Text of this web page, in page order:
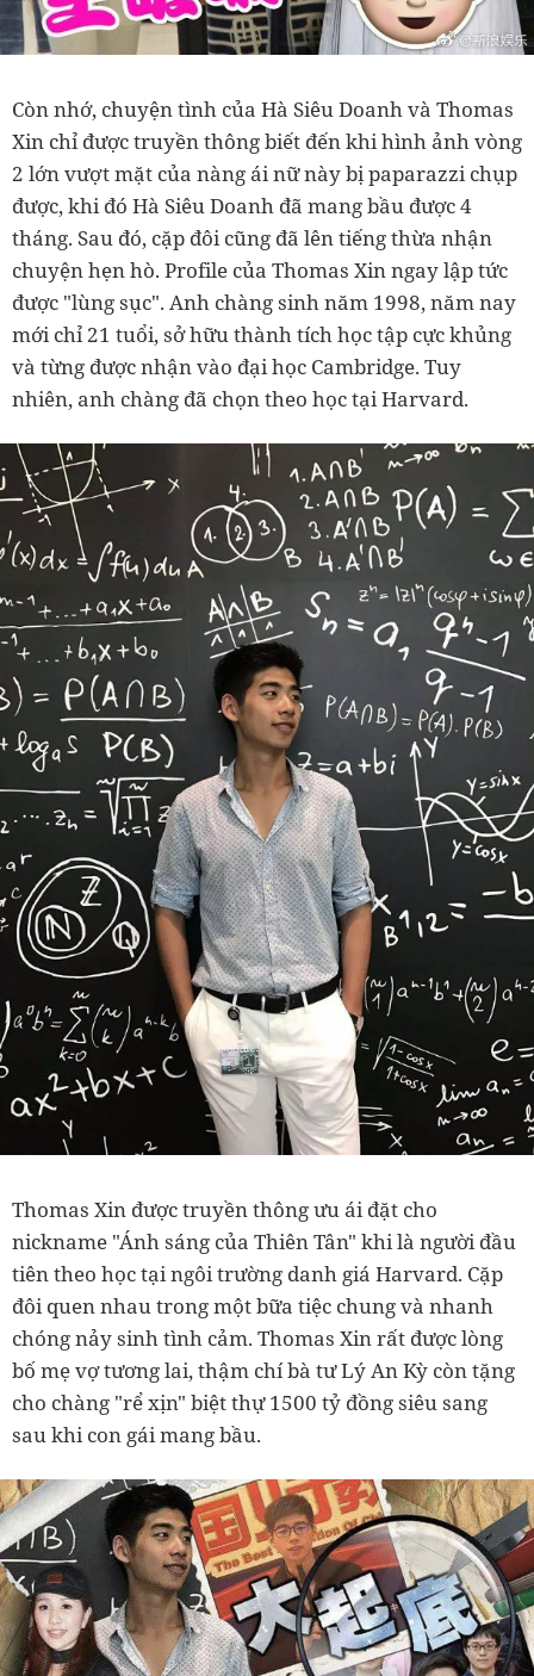
Còn nhớ, chuyện tình của Hà Siêu Doanh và Thomas
Xin chỉ được truyền thông biết đến khi hình ảnh vòng
2 lớn vượt mặt của nàng ái nữ này bị paparazzi chụp
được, khi đó Hà Siêu Doanh đã mang bầu được 4
tháng. Sau đó, cặp đôi cũng đã lên tiếng thừa nhận
chuyện hẹn hò. Profile của Thomas Xin ngay lập tức
được "lùng sục". Anh chàng sinh năm 1998, năm nay
mới chỉ 21 tuổi, sở hữu thành tích học tập cực khủng
và từng được nhận vào đại học Cambridge. Tuy
nhiên, anh chàng đã chọn theo học tại Harvard.
Thomas Xin được truyền thông ưu ái đặt cho
nickname "Ánh sáng của Thiên Tân" khi là người đầu
tiên theo học tại ngôi trường danh giá Harvard. Cặp
đôi quen nhau trong một bữa tiệc chung và nhanh
chóng nảy sinh tình cảm. Thomas Xin rất được lòng
bố mẹ vợ tương lai, thậm chí bà tư Lý An Kỳ còn tặng
cho chàng "rể xịn" biệt thự 1500 tỷ đồng siêu sang
sau khi con gái mang bầu.